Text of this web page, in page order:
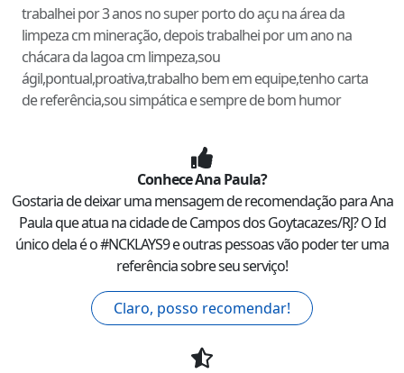
trabalhei por 3 anos no super porto do açu na área da
limpeza cm mineração, depois trabalhei por um ano na
chácara da lagoa cm limpeza,sou
ágil,pontual,proativa,trabalho bem em equipe,tenho carta
de referência,sou simpática e sempre de bom humor
ConheceAna Paula?
Gostaria de deixar uma mensagem de recomendação paraAna
Paulaque atua na cidade deCampos dos Goytacazes/RJ? O Id
único dela é o #NCKLAYS9e outras pessoas vão poder ter uma
referência sobre seu serviço!
Claro, posso recomendar!